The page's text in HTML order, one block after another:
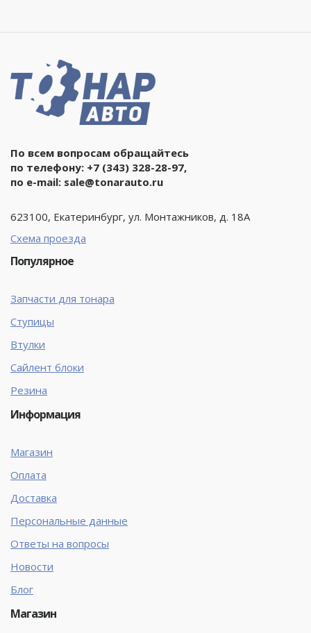
По всем вопросам обращайтесь
по телефону: +7 (343) 328-28-97,
по e-mail: sale@tonarauto.ru
623100, Екатеринбург, ул. Монтажников, д. 18А
Схема проезда
Популярное
Запчасти для тонара
Ступицы
Втулки
Сайлент блоки
Резина
Информация
Магазин
Оплата
Доставка
Персональные данные
Ответы на вопросы
Новости
Блог
Магазин